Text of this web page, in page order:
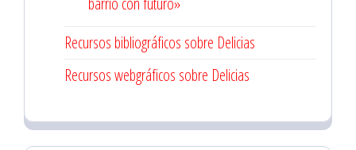
Recursos bibliográficos sobre Delicias
Recursos webgráficos sobre Delicias